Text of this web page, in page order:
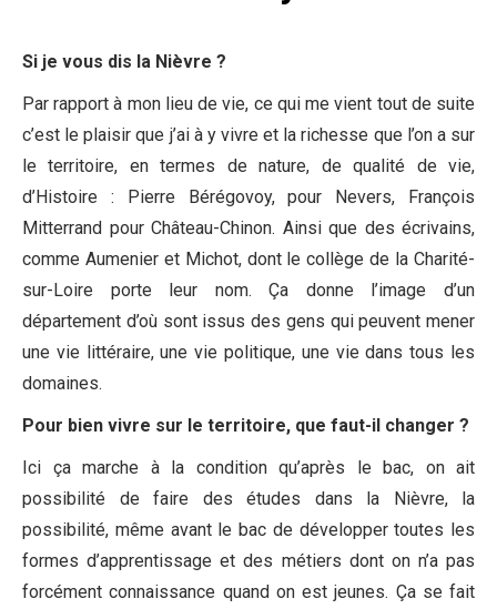
Si je vous dis la Nièvre ?
Par rapport à mon lieu de vie, ce qui me vient tout de suite
c’est le plaisir que j’ai à y vivre et la richesse que l’on a sur
le territoire, en termes de nature, de qualité de vie,
d’Histoire : Pierre Bérégovoy, pour Nevers, François
Mitterrand pour Château-Chinon. Ainsi que des écrivains,
comme Aumenier et Michot, dont le collège de la Charité-
sur-Loire porte leur nom. Ça donne l’image d’un
département d’où sont issus des gens qui peuvent mener
une vie littéraire, une vie politique, une vie dans tous les
domaines.
Pour bien vivre sur le territoire, que faut-il changer ?
Ici ça marche à la condition qu’après le bac, on ait
possibilité de faire des études dans la Nièvre, la
possibilité, même avant le bac de développer toutes les
formes d’apprentissage et des métiers dont on n’a pas
forcément connaissance quand on est jeunes. Ça se fait